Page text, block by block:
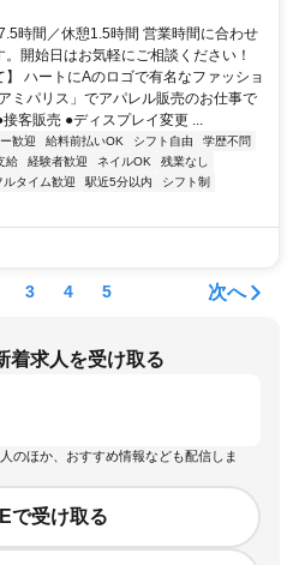
時間／休憩1.5時間 営業時間に合わせ
開始日はお気軽にご相談ください！
ハートにAのロゴで有名なファッショ
ミパリス」でアパレル販売のお仕事で
客販売 ●ディスプレイ変更 ...
歓迎 給料前払いOK シフト自由
学歴不問
給 経験者歓迎 ネイルOK
残業なし
ルタイム歓迎 駅近5分以内
シフト制
3 4 5 次へ
着求人を受け取る
のほか、おすすめ情報なども配信しま
で受け取る